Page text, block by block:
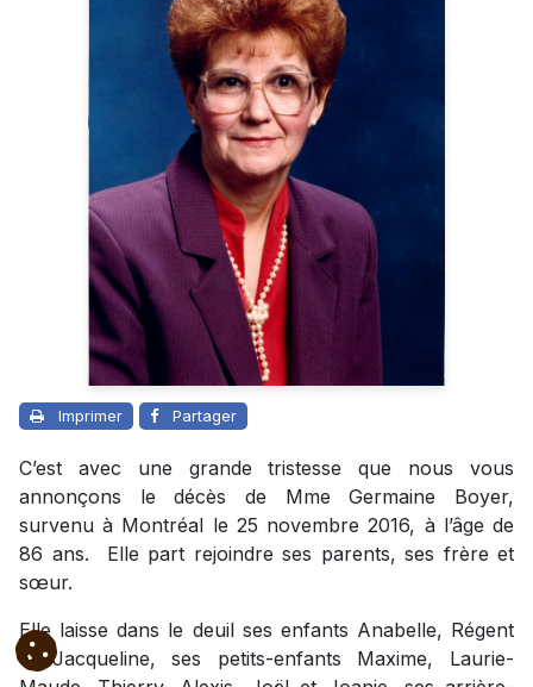
Imprimer Partager
C’est avec une grande tristesse que nous vous
annonçons le décès de Mme Germaine Boyer,
survenu à Montréal le 25 novembre 2016, à l’âge de
86 ans. Elle part rejoindre ses parents, ses frère et
sœur.
Elle laisse dans le deuil ses enfants Anabelle, Régent
et Jacqueline, ses petits-enfants Maxime, Laurie-